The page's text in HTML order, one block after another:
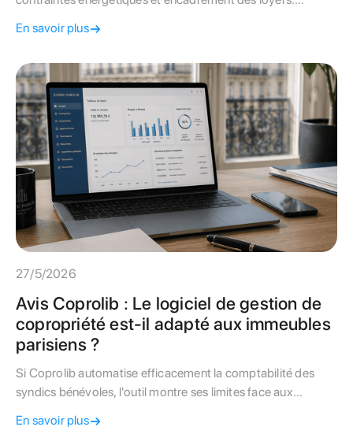
locative change la donne pour votre rendement.
En savoir plus
27/5/2026
Avis Coprolib : Le logiciel de gestion de
copropriété est-il adapté aux immeubles
parisiens ?
Si Coprolib automatise efficacement la comptabilité des
syndics bénévoles, l'outil montre ses limites face aux
comparatif complet avant de choisir l'autogestion.
En savoir plus